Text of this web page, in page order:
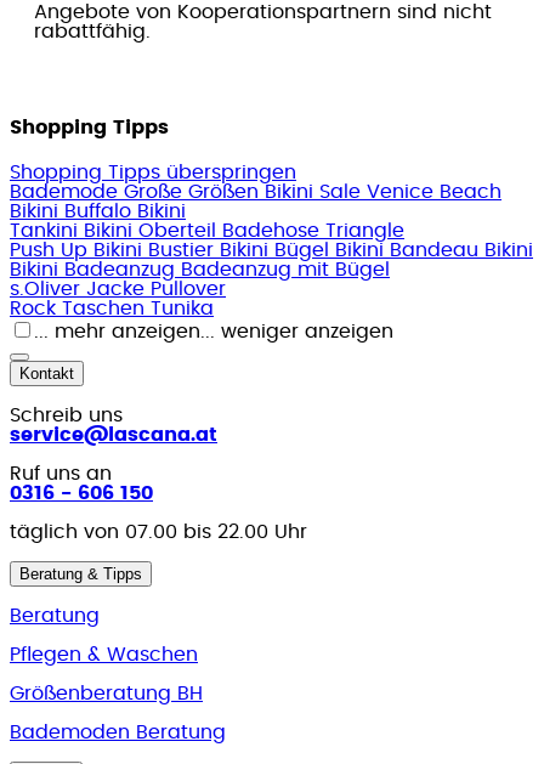
Angebote von Kooperationspartnern sind nicht
rabattfähig.
Shopping Tipps
Shopping Tipps überspringen
Bademode Große Größen Bikini Sale Venice Beach
Bikini Buffalo Bikini
Tankini Bikini Oberteil Badehose Triangle
Push Up Bikini Bustier Bikini Bügel Bikini Bandeau Bikini
Bikini Badeanzug Badeanzug mit Bügel
s.Oliver Jacke Pullover
Rock Taschen Tunika
... mehr anzeigen... weniger anzeigen
Kontakt
Schreib uns
service@lascana.at
Ruf uns an
0316 - 606 150
täglich von 07.00 bis 22.00 Uhr
Beratung & Tipps
Beratung
Pflegen & Waschen
Größenberatung BH
Bademoden Beratung